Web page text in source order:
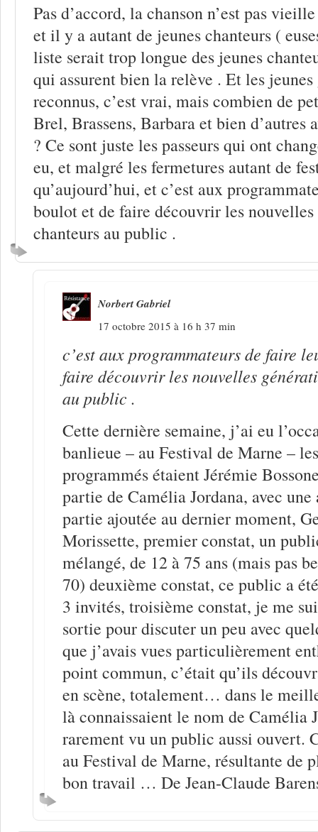
Pas d’accord, la chanson n’est pas
et il y a autant de jeunes chanteurs (
liste serait trop longue des jeunes
qui assurent bien la relève . Et les
reconnus, c’est vrai, mais combien de
Brel, Brassens, Barbara et bien d’autres
? Ce sont juste les passeurs qui ont
eu, et malgré les fermetures autant de
qu’aujourd’hui, et c’est aux
boulot et de faire découvrir les nouvelles
chanteurs au public .
Norbert Gabriel
17 octobre 2015 à 16 h 37 min
c’est aux programmateurs de faire
faire découvrir les nouvelles
au public .
Cette dernière semaine, j’ai eu
banlieue – au Festival de Marne –
programmés étaient Jérémie
partie de Camélia Jordana, avec
partie ajoutée au dernier moment,
Morissette, premier constat, un
mélangé, de 12 à 75 ans (mais pas
70) deuxième constat, ce public a
3 invités, troisième constat, je me
sortie pour discuter un peu avec
que j’avais vues particulièrement
point commun, c’était qu’ils
en scène, totalement… dans le
là connaissaient le nom de Camélia
rarement vu un public aussi ouvert.
au Festival de Marne, résultante de
bon travail … De Jean-Claude